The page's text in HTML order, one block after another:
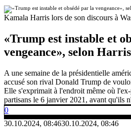
Kamala Harris lors de son discours à
«Trump est instable et
vengeance», selon Harris
A une semaine de la présidentielle
accusé son rival Donald Trump de
Elle s'exprimait à l'endroit même où
partisans le 6 janvier 2021, avant qu'ils
0
30.10.2024, 08:4630.10.2024, 08:46